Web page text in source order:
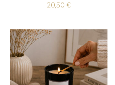
20,50 €